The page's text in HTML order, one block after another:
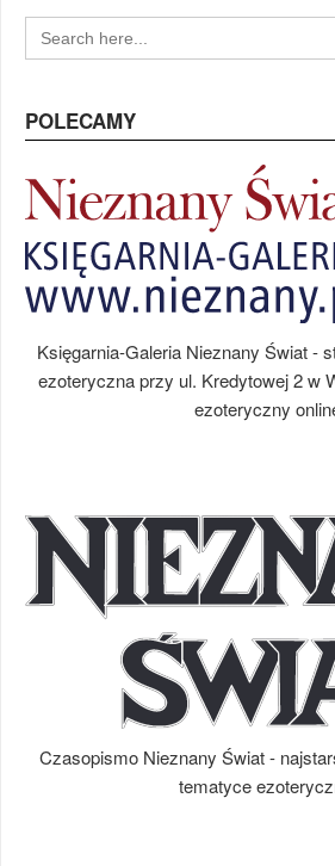
SEARCH
FOR:
POLECAMY
Księgarnia-Galeria Nieznany Świat -
ezoteryczna przy ul. Kredytowej 2 w
ezoteryczny
Czasopismo Nieznany Świat -
tematyce